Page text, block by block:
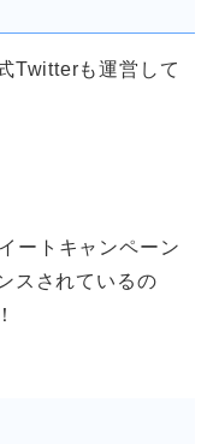
Twitterも運営して
ートキャンペーン
スされているの